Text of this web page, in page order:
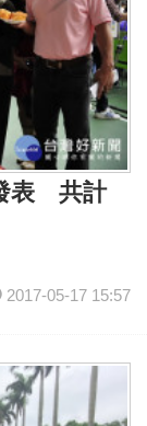
表 共計
2017-05-17 15:57